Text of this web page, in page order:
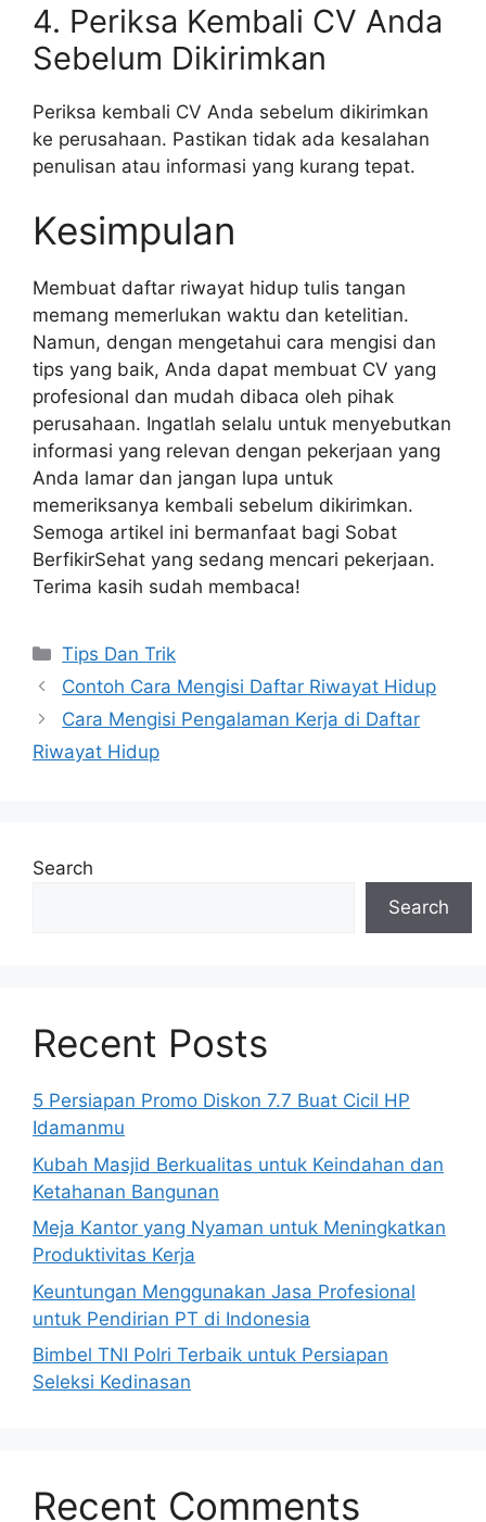
4. Periksa Kembali CV Anda
Sebelum Dikirimkan
Periksa kembali CV Anda sebelum dikirimkan
ke perusahaan. Pastikan tidak ada kesalahan
penulisan atau informasi yang kurang tepat.
Kesimpulan
Membuat daftar riwayat hidup tulis tangan
memang memerlukan waktu dan ketelitian.
Namun, dengan mengetahui cara mengisi dan
tips yang baik, Anda dapat membuat CV yang
profesional dan mudah dibaca oleh pihak
perusahaan. Ingatlah selalu untuk menyebutkan
informasi yang relevan dengan pekerjaan yang
Anda lamar dan jangan lupa untuk
memeriksanya kembali sebelum dikirimkan.
Semoga artikel ini bermanfaat bagi Sobat
BerfikirSehat yang sedang mencari pekerjaan.
Terima kasih sudah membaca!
Categories
Tips Dan Trik
Contoh Cara Mengisi Daftar Riwayat Hidup
Cara Mengisi Pengalaman Kerja di Daftar
Riwayat Hidup
Search
Search
Recent Posts
5 Persiapan Promo Diskon 7.7 Buat Cicil HP
Idamanmu
Kubah Masjid Berkualitas untuk Keindahan dan
Ketahanan Bangunan
Meja Kantor yang Nyaman untuk Meningkatkan
Produktivitas Kerja
Keuntungan Menggunakan Jasa Profesional
untuk Pendirian PT di Indonesia
Bimbel TNI Polri Terbaik untuk Persiapan
Seleksi Kedinasan
Recent Comments